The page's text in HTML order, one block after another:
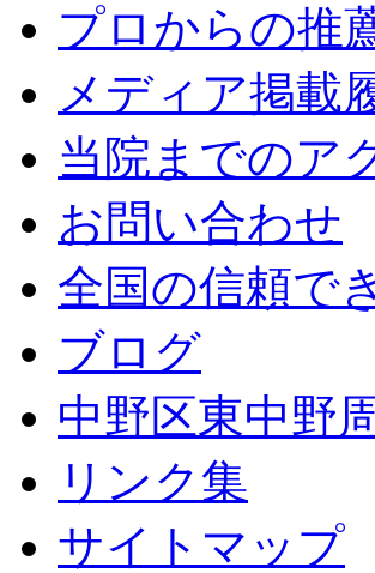
プロからの推
メディア掲載
当院までのア
お問い合わせ
全国の信頼で
ブログ
中野区東中野
リンク集
サイトマップ